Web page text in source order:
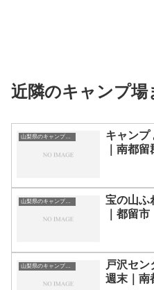
近隣のキャンプ場
山梨県のキャンプ場一覧
キャンプ
｜南都留
山梨県のキャンプ場一覧
宝の山ふ
｜都留市
山梨県のキャンプ場一覧
戸沢セン
週末｜南